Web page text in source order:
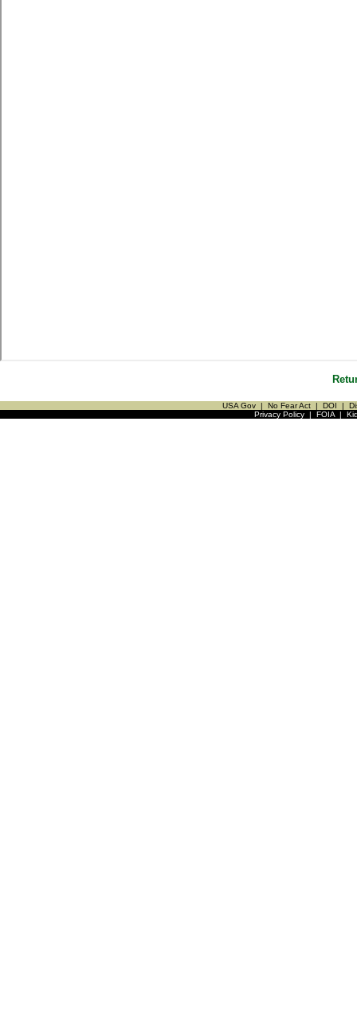
USA Gov | No Fear Act | DOI |
Privacy Policy| FOIA|